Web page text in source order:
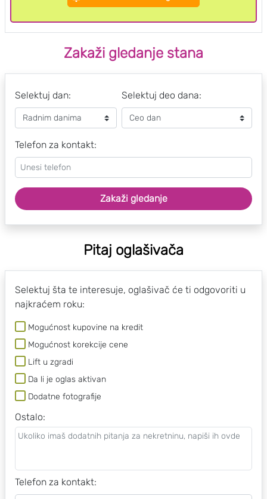
Zakaži gledanje stana
Selektuj dan: Selektuj deo dana:
Telefon za kontakt:
Zakaži gledanje
Pitaj oglašivača
Selektuj šta te interesuje, oglašivač će ti odgovoriti u
najkraćem roku:
Mogućnost kupovine na kredit
Mogućnost korekcije cene
Lift u zgradi
Da li je oglas aktivan
Dodatne fotografije
Ostalo:
Telefon za kontakt: